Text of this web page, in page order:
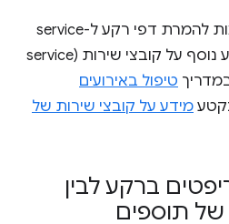
בדף הזה מתוארות משימות להמרת דפי רקע ל-service
workers של תוספים. מידע נוסף על קובצי שירות (service
טיפול באירועים
מידע על קובצי שירות של
ברקע לבין